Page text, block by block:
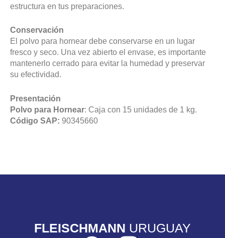
estructura en tus preparaciones.
Conservación
El polvo para hornear debe conservarse en un lugar
fresco y seco. Una vez abierto el envase, es importante
mantenerlo cerrado para evitar la humedad y preservar
su efectividad.
Presentación
Polvo para Hornear: Caja con 15 unidades de 1 kg.
Código SAP: 90345660
FLEISCHMANN URUGUAY